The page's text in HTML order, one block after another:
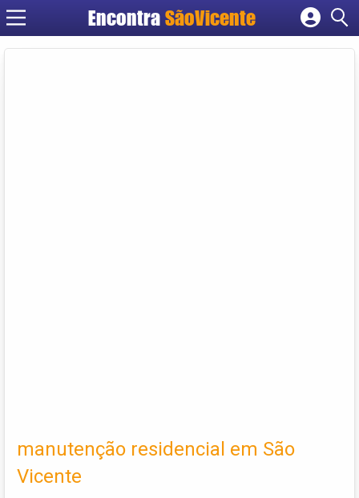
Encontra SãoVicente
Cadastrar empresa
manutenção residencial em São
Vicente